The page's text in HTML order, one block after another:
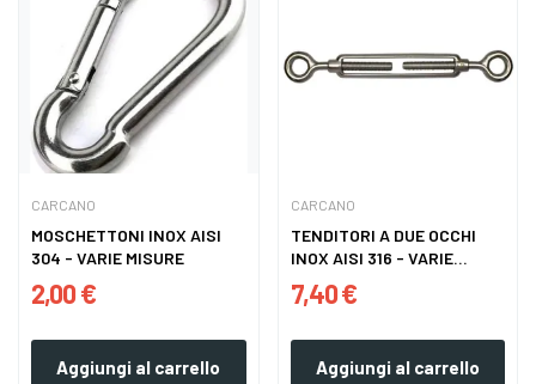
CARCANO
MOSCHETTONI INOX AISI
304 - VARIE MISURE
2,00 €
Aggiungi al carrello
CARCANO
TENDITORI A DUE OCCHI
INOX AISI 316 - VARIE
MISURE
7,40 €
Aggiungi al carrello